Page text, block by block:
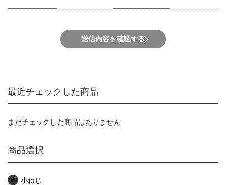
送信内容を確認する
最近チェックした商品
まだチェックした商品はありません
商品選択
小ねじ